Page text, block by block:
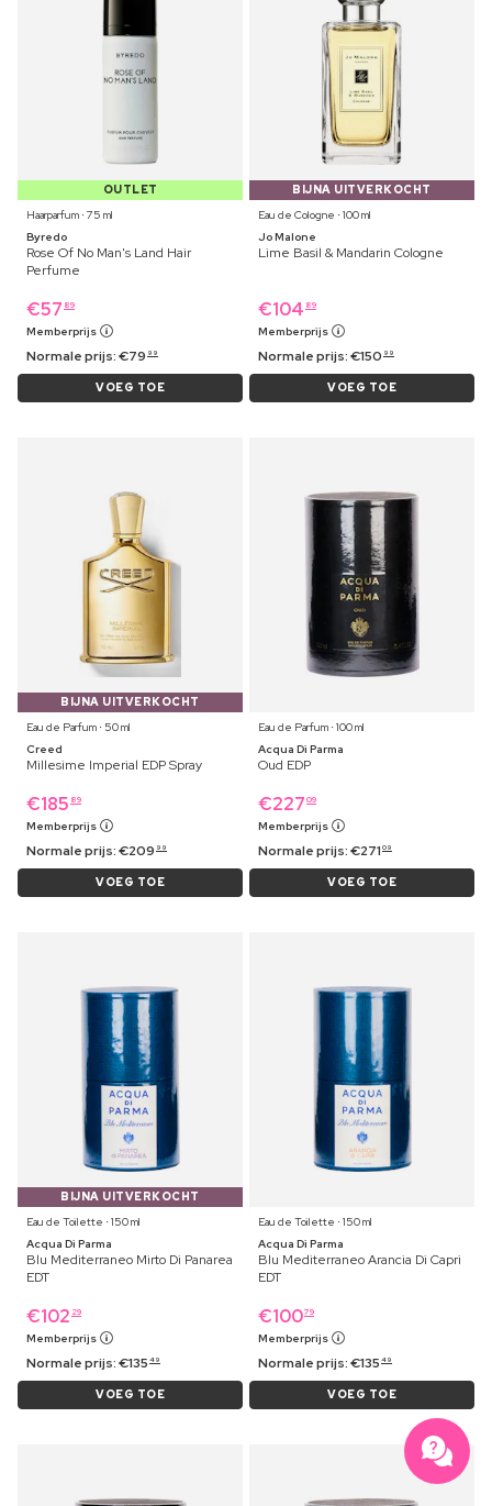
OUTLET
Haarparfum ⋅ 75 ml
Byredo
Rose Of No Man's Land Hair
Perfume
€57 89
Memberprijs
Normale prijs:€79 99
VOEG TOE
BIJNA UITVERKOCHT
Eau de Cologne ⋅ 100 ml
Jo Malone
Lime Basil & Mandarin Cologne
€104 89
Memberprijs
Normale prijs:€150 99
VOEG TOE
BIJNA UITVERKOCHT
Eau de Parfum ⋅ 50 ml
Creed
Millesime Imperial EDP Spray
€185 89
Memberprijs
Normale prijs:€209 99
VOEG TOE
Eau de Parfum ⋅ 100 ml
Acqua Di Parma
Oud EDP
€227 09
Memberprijs
Normale prijs:€271 09
VOEG TOE
BIJNA UITVERKOCHT
Eau de Toilette ⋅ 150 ml
Acqua Di Parma
Blu Mediterraneo Mirto Di Panarea
EDT
€102 29
Memberprijs
Normale prijs:€135 49
VOEG TOE
Eau de Toilette ⋅ 150 ml
Acqua Di Parma
Blu Mediterraneo Arancia Di Capri
EDT
€10079
Memberprijs
Normale prijs:€135 49
VOEG TOE